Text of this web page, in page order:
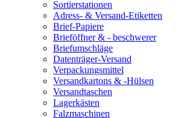
Sortierstationen
Adress- & Versand-Etiketten
Brief-Papiere
Brieföffner & - beschwerer
Briefumschläge
Datenträger-Versand
Verpackungsmittel
Versandkartons & -Hülsen
Versandtaschen
Lagerkästen
Falzmaschinen